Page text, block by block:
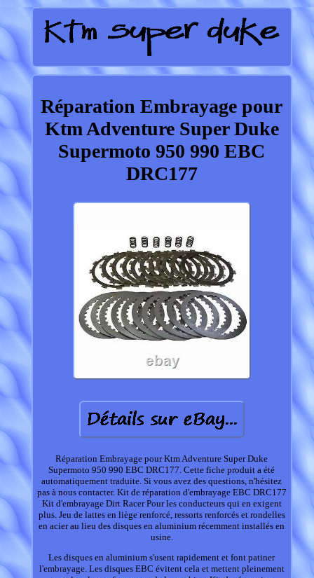
Réparation Embrayage pour
Ktm Adventure Super Duke
Supermoto 950 990 EBC
DRC177
Réparation Embrayage pour Ktm Adventure Super Duke
Supermoto 950 990 EBC DRC177. Cette fiche produit a été
automatiquement traduite. Si vous avez des questions, n'hésitez
pas à nous contacter. Kit de réparation d'embrayage EBC DRC177
Kit d'embrayage Dirt Racer Pour les conducteurs qui en exigent
plus. Jeu de lattes en liège renforcé, ressorts renforcés et rondelles
en acier au lieu des disques en aluminium récemment installés en
usine.
Les disques en aluminium s'usent rapidement et font patiner
l'embrayage. Les disques EBC évitent cela et mettent pleinement